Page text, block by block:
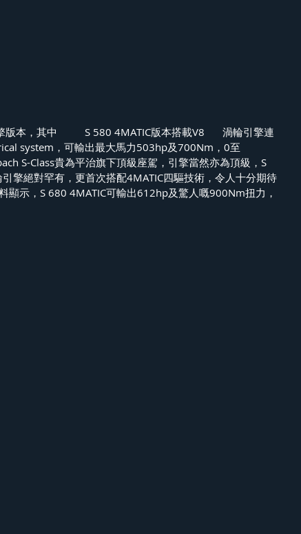
本搭載V8	渦輪引擎連
system，可輸出最大馬力503hp及700Nm，0至
S-Class貴為平治旗下頂級座駕，引擎當然亦為頂級，S
擎絕對罕有，更首次搭配4MATIC四驅技術，令人十分期待
顯示，S 680 4MATIC可輸出612hp及驚人嘅900Nm扭力，